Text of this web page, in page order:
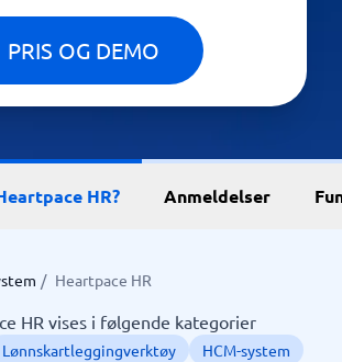
PRIS OG DEMO
HR? Anmeldelser
/ Heartpace HR
HR vises i følgende kategorier
Lønnskartleggingverktøy
HCM-system